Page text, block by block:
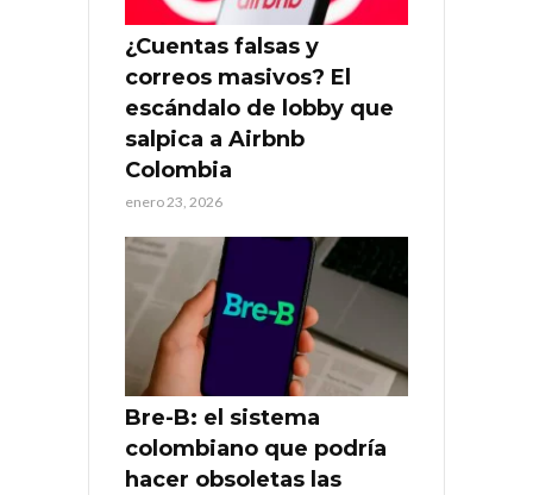
¿Cuentas falsas y
correos masivos? El
escándalo de lobby que
salpica a Airbnb
Colombia
enero 23, 2026
Bre-B: el sistema
colombiano que podría
hacer obsoletas las